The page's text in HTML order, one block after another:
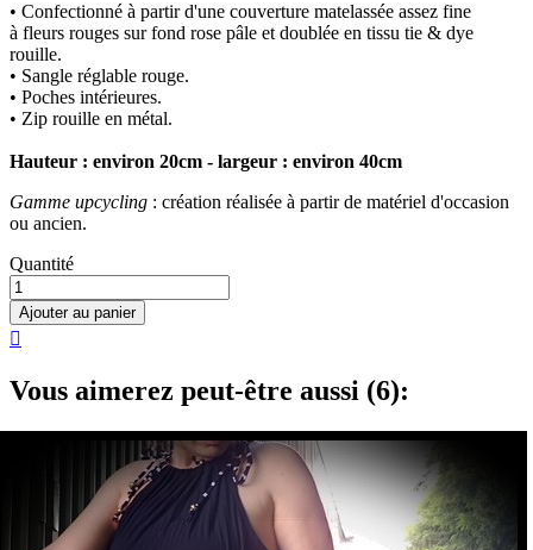
• Confectionné à partir d'une couverture matelassée assez fine
à fleurs rouges sur fond rose pâle et doublée en tissu tie & dye
rouille.
• Sangle réglable rouge.
• Poches intérieures.
• Zip rouille en métal.
Hauteur : environ 20cm - largeur : environ 40cm
Gamme upcycling : création réalisée à partir de matériel d'occasion
ou ancien.
Quantité
Ajouter au panier

Vous aimerez peut-être aussi (6):